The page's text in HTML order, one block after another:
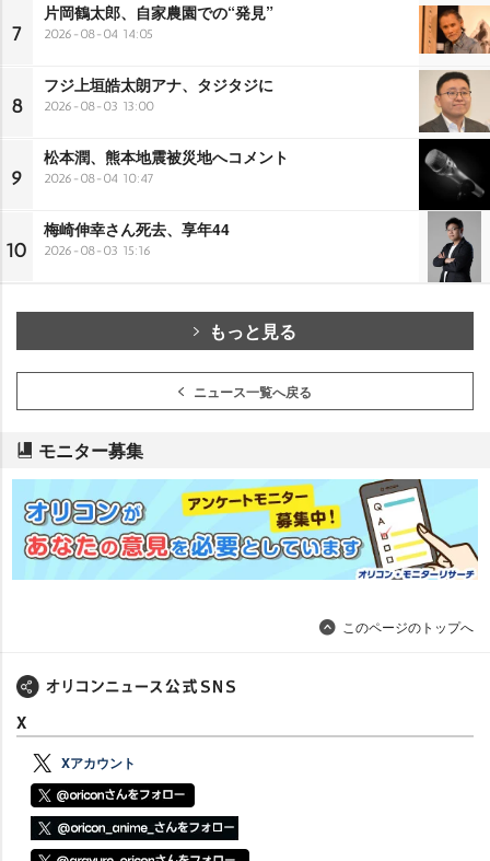
7
片岡鶴太郎、自家農園での“発見”
2026-08-04 14:05
8
フジ上垣皓太朗アナ、タジタジに
2026-08-03 13:00
9
松本潤、熊本地震被災地へコメント
2026-08-04 10:47
10
梅崎伸幸さん死去、享年44
2026-08-03 15:16
もっと見る
ニュース一覧へ戻る
モニター募集
このページのトップへ
X
Xアカウント